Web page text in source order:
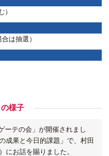
は抽選）
様子
ーテの会」が開催されまし
成果と今日的課題」で、村田
にお話を賜りました。